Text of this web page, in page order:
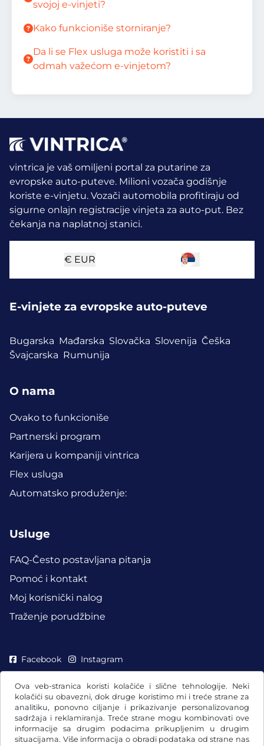
Ova veb-stranica koristi kolačiće i slične tehnologije. Neki
kolačići su obavezni, dok druge koristimo mi i treće strane za
analitiku, ponovno ciljanje i prikazivanje personalizovanog
sadržaja i reklamiranja. Treće strane mogu kombinovati ove
informacije sa drugim podacima prikupljenim u drugim
situacijama. Više informacija o obradi podataka od strane nas
svojoj e-vinjeti?
Kako funkcioniše storniranje?
Da li se Flex usluga može koristiti i sa
odmah važećom e-vinjetom?
vintrica je vaš omiljeni portal za putarine za
evropske auto-puteve. Milioni vozača godišnje
koriste e-vinjetu. Vozači automobila profitiraju od
sigurne onlajn registracije vinjeta za auto-put. Bez
čekanja na naplatnoj stanici.
€ EUR
E-vinjete za evropske auto-puteve
Bugarska Mađarska Slovačka Slovenija Češka
Švajcarska Rumunija
O nama
Ovako to funkcioniše
Partnerski program
Karijera u kompaniji vintrica
Flex usluga
Automatsko produženje:
Usluge
FAQ-Često postavljana pitanja
Pomoć i kontakt
Moj korisnički nalog
Traženje porudžbine
Facebook Instagram